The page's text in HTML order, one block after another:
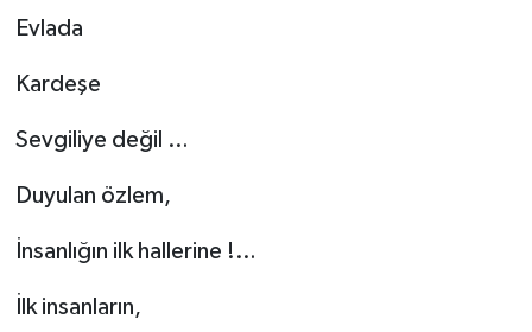
Evlada
Kardeşe
Sevgiliye değil …
Duyulan özlem,
İnsanlığın ilk hallerine !…
İlk insanların,